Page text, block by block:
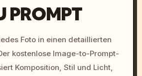
c, cyberpunk sunset, neon
colors, 8k --v 6.0
PROMPT
Foto in einen detaillierten
kostenlose Image-to-Prompt-
Komposition, Stil und Licht,